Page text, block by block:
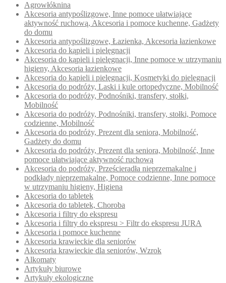
Agrowłóknina
Akcesoria antypoślizgowe, Inne pomoce ułatwiające
aktywność ruchową, Akcesoria i pomoce kuchenne, Gadżety
do domu
Akcesoria antypoślizgowe, Łazienka, Akcesoria łazienkowe
Akcesoria do kąpieli i pielęgnacji
Akcesoria do kąpieli i pielęgnacji, Inne pomoce w utrzymaniu
higieny, Akcesoria łazienkowe
Akcesoria do kąpieli i pielęgnacji, Kosmetyki do pielęgnacji
Akcesoria do podróży, Laski i kule ortopedyczne, Mobilność
Akcesoria do podróży, Podnośniki, transfery, stołki,
Mobilność
Akcesoria do podróży, Podnośniki, transfery, stołki, Pomoce
codzienne, Mobilność
Akcesoria do podróży, Prezent dla seniora, Mobilność,
Gadżety do domu
Akcesoria do podróży, Prezent dla seniora, Mobilność, Inne
pomoce ułatwiające aktywność ruchową
Akcesoria do podróży, Prześcieradła nieprzemakalne i
podkłady nieprzemakalne, Pomoce codzienne, Inne pomoce
w utrzymaniu higieny, Higiena
Akcesoria do tabletek
Akcesoria do tabletek, Choroba
Akcesoria i filtry do ekspresu
Akcesoria i filtry do ekspresu > Filtr do ekspresu JURA
Akcesoria i pomoce kuchenne
Akcesoria krawieckie dla seniorów
Akcesoria krawieckie dla seniorów, Wzrok
Alkomaty
Artykuły biurowe
Artykuły ekologiczne